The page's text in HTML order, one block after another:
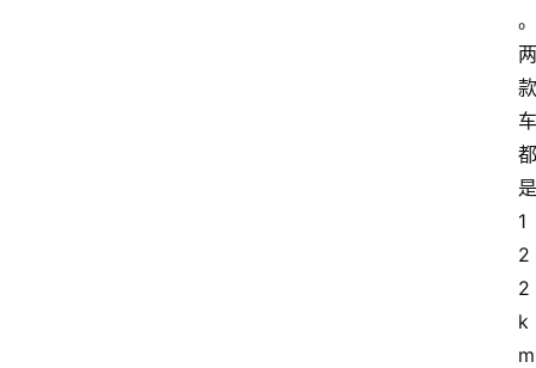
。
两
款
车
都
是
1
2
2
k
m